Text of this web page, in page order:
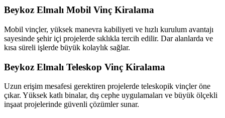
Beykoz Elmalı Mobil Vinç Kiralama
Mobil vinçler, yüksek manevra kabiliyeti ve hızlı kurulum avantajı
sayesinde şehir içi projelerde sıklıkla tercih edilir. Dar alanlarda ve
kısa süreli işlerde büyük kolaylık sağlar.
Beykoz Elmalı Teleskop Vinç Kiralama
Uzun erişim mesafesi gerektiren projelerde teleskopik vinçler öne
çıkar. Yüksek katlı binalar, dış cephe uygulamaları ve büyük ölçekli
inşaat projelerinde güvenli çözümler sunar.